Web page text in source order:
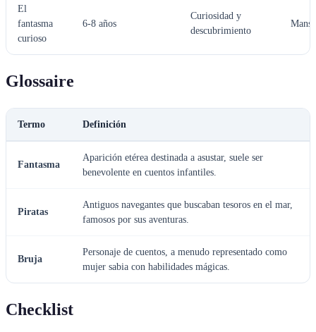
El
fantasma
curioso
6-8 años
Curiosidad y
descubrimiento
Glossaire
Termo Definición
Fantasma
Aparición etérea destinada a asustar, suele ser
benevolente en cuentos infantiles.
Piratas
Antiguos navegantes que buscaban tesoros en el mar,
famosos por sus aventuras.
Bruja
Personaje de cuentos, a menudo representado como
mujer sabia con habilidades mágicas.
Checklist